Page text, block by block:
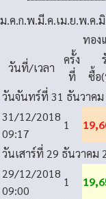
ม.ค.ก.พ.มี.ค.เม.ย.พ.ค.
ทอง
วันที่/เวลา
ครั้ง
ที่
ซื้อ
วันจันทร์ที่ 31 ธันวาคม
31/12/2018
09:17
1
วันเสาร์ที่ 29 ธันวาคม
29/12/2018
09:00
1